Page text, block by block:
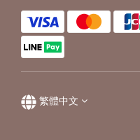
繁體中文